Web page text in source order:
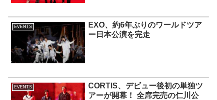
EVENTS
EXO、約6年ぶりのワールドツア
ー日本公演を完走
EVENTS
CORTIS、デビュー後初の単独ツ
アーが開幕！ 全席完売の仁川公